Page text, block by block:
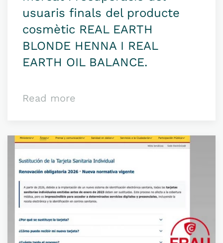
usuaris finals del producte
cosmètic REAL EARTH
BLONDE HENNA I REAL
EARTH OIL BALANCE.
Read more